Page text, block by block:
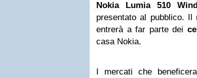
NokiaLumia 510
presentato al pubblico. Il
entrerà a far parte dei
casa Nokia.
I mercati che